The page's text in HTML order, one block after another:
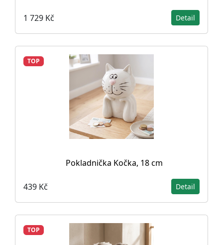
1 729 Kč Detail
TOP
Pokladnička Kočka, 18 cm
439 Kč Detail
TOP